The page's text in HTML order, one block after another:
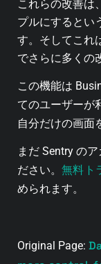
これらの改善は
プルにするとい
す。そしてこれ
でさらに多くの
この機能は
てのユーザーが
自分だけの画面
まだ Sentry の
ださい。 無料ト
められます。
Original Page: